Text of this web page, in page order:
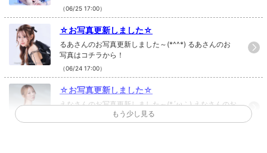
（06/25 17:00）
☆お写真更新しました☆
るあさんのお写真更新しました～(*^^*) るあさんのお
写真はコチラから！
（06/24 17:00）
☆お写真更新しました☆
えなさんのお写真更新しました～(*´ω｀) えなさんのお
写真はコチラから！もう少し見る